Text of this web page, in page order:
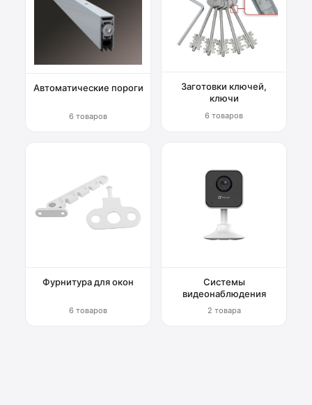
Автоматические пороги
6 товаров
Заготовки ключей,
ключи
6 товаров
Фурнитура для окон
6 товаров
Системы
видеонаблюдения
2 товара